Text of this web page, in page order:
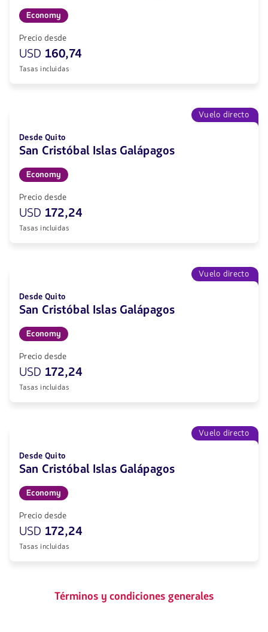
Economy
Precio desde
USD 160,74
Tasas incluidas
Vuelo directo
Desde Quito
San Cristóbal Islas Galápagos
Economy
Precio desde
USD 172,24
Tasas incluidas
Vuelo directo
Desde Quito
San Cristóbal Islas Galápagos
Economy
Precio desde
USD 172,24
Tasas incluidas
Vuelo directo
Desde Quito
San Cristóbal Islas Galápagos
Economy
Precio desde
USD 172,24
Tasas incluidas
Términos y condiciones generales